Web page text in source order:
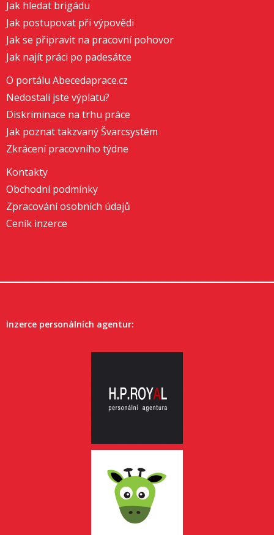
Jak hledat brigádu
Jak postupovat při výpovědi
Jak se připravit na pracovní pohovor
Jak najít práci po padesátce
O portálu Abecedaprace.cz
Nedostali jste výplatu?
Diskriminace na trhu práce
Jak poznat takzvaný Švarcsystém
Zkrácení pracovního týdne
Kontakty
Obchodní podmínky
Zpracování osobních údajů
Ceník inzerce
Inzerce personálních agentur: